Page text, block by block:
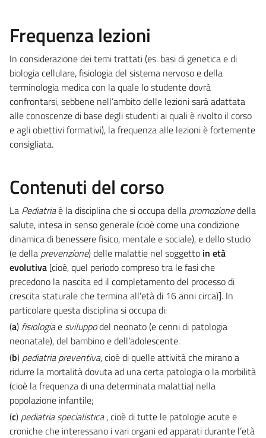
Frequenza lezioni
In considerazione dei temi trattati (es. basi di genetica e di
biologia cellulare, fisiologia del sistema nervoso e della
terminologia medica con la quale lo studente dovrà
confrontarsi, sebbene nell’ambito delle lezioni sarà adattata
alle conoscenze di base degli studenti ai quali è rivolto il corso
e agli obiettivi formativi), la frequenza alle lezioni è fortemente
consigliata.
Contenuti del corso
La Pediatriaè la disciplina che si occupa della promozionedella
salute, intesa in senso generale (cioè come una condizione
dinamica di benessere fisico, mentale e sociale), e dello studio
(e della prevenzione) delle malattie nel soggetto in età
evolutiva [cioè, quel periodo compreso tra le fasi che
precedono la nascita ed il completamento del processo di
crescita staturale che termina all’età di 16 anni circa)]. In
particolare questa disciplina si occupa di:
(a) fisiologiae sviluppodel neonato (e cenni di patologia
neonatale), del bambino e dell’adolescente.
(b) pediatria preventiva, cioè di quelle attività che mirano a
ridurre la mortalità dovuta ad una certa patologia o la morbilità
(cioè la frequenza di una determinata malattia) nella
popolazione infantile;
(c) pediatria specialistica, cioè di tutte le patologie acute e
croniche che interessano i vari organi ed apparati durante l’età